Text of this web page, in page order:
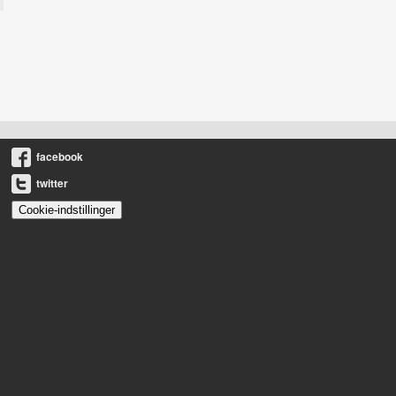
facebook
twitter
Cookie-indstillinger